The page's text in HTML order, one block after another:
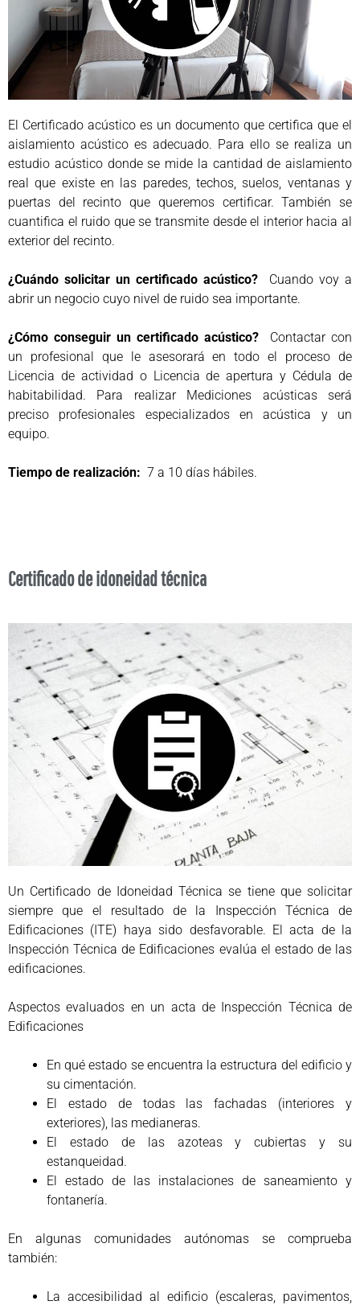
El Certificado acústico es un documento que certifica que el
aislamiento acústico es adecuado. Para ello se realiza un
estudio acústico donde se mide la cantidad de aislamiento
real que existe en las paredes, techos, suelos, ventanas y
puertas del recinto que queremos certificar. También se
cuantifica el ruido que se transmite desde el interior hacia al
exterior del recinto.
¿Cuándo solicitar un certificado acústico? Cuando voy a
abrir un negocio cuyo nivel de ruido sea importante.
¿Cómo conseguir un certificado acústico? Contactar con
un profesional que le asesorará en todo el proceso de
Licencia de actividad o Licencia de apertura y Cédula de
habitabilidad. Para realizar Mediciones acústicas será
preciso profesionales especializados en acústica y un
equipo.
Tiempo de realización: 7 a 10 días hábiles.
Certificado de idoneidad técnica
Un Certificado de Idoneidad Técnica se tiene que solicitar
siempre que el resultado de la Inspección Técnica de
Edificaciones (ITE) haya sido desfavorable. El acta de la
Inspección Técnica de Edificaciones evalúa el estado de las
edificaciones.
Aspectos evaluados en un acta de Inspección Técnica de
Edificaciones
En qué estado se encuentra la estructura del edificio y
su cimentación.
El estado de todas las fachadas (interiores y
exteriores), las medianeras.
El estado de las azoteas y cubiertas y su
estanqueidad.
El estado de las instalaciones de saneamiento y
fontanería.
En algunas comunidades autónomas se comprueba
también:
La accesibilidad al edificio (escaleras, pavimentos,